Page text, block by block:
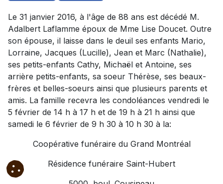
Le 31 janvier 2016, à l'âge de 88 ans est décédé M.
Adalbert Laflamme époux de Mme Lise Doucet. Outre
son épouse, il laisse dans le deuil ses enfants Mario,
Lorraine, Jacques (Lucille), Jean et Marc (Nathalie),
ses petits-enfants Cathy, Michaël et Antoine, ses
arrière petits-enfants, sa soeur Thérèse, ses beaux-
frères et belles-soeurs ainsi que plusieurs parents et
amis. La famille recevra les condoléances vendredi le
5 février de 14 h à 17 h et de 19 h à 21 h ainsi que
samedi le 6 février de 9 h 30 à 10 h 30 à la:
Coopérative funéraire du Grand Montréal
Résidence funéraire Saint-Hubert